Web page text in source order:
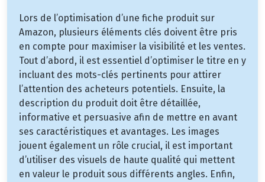
Lors de l’optimisation d’une fiche produit sur
Amazon, plusieurs éléments clés doivent être pris
en compte pour maximiser la visibilité et les ventes.
Tout d’abord, il est essentiel d’optimiser le titre en y
incluant des mots-clés pertinents pour attirer
l’attention des acheteurs potentiels. Ensuite, la
description du produit doit être détaillée,
informative et persuasive afin de mettre en avant
ses caractéristiques et avantages. Les images
jouent également un rôle crucial, il est important
d’utiliser des visuels de haute qualité qui mettent
en valeur le produit sous différents angles. Enfin,